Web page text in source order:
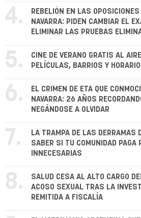
4.
REBELIÓN EN LAS
NAVARRA: PIDEN CAMBIAR EL
ELIMINAR LAS PRUEBAS
5.
CINE DE VERANO GRATIS AL
PELÍCULAS, BARRIOS Y
6.
EL CRIMEN DE ETA QUE
NAVARRA: 26 AÑOS
NEGÁNDOSE A OLVIDAR
7.
LA TRAMPA DE LAS DERRAMAS
SABER SI TU COMUNIDAD PAGA
INNECESARIAS
8.
SALUD CESA AL ALTO CARGO
ACOSO SEXUAL TRAS LA
REMITIDA A FISCALÍA